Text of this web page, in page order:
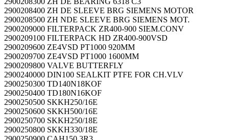
2900208400 ZH DE SLEEVE BRG SIEMENS MOTOR
2900208500 ZH NDE SLEEVE BRG SIEMENS MOT.
2900209000 FILTERPACK ZR400-900 SIEM.CONV
2900209100 FILTERPACK HD ZR400-900VSD
2900209600 ZE4VSD PT1000 920MM
2900209700 ZE4VSD PT1000 1600MM
2900209800 VALVE BUTTERFLY
2900240000 DIN100 SEALKIT PTFE FOR CH.VLV
2900250300 TD140N18KOF
2900250400 TD180N16KOF
2900250500 SKKH250/16E
2900250600 SKKH500/16E
2900250700 SKKH250/18E
2900250800 SKKH330/18E